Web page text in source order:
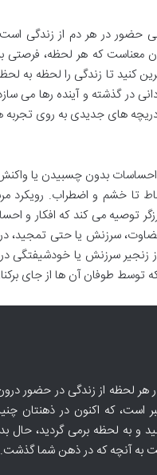
عملی حضور در هر دم از
معناست که هر لحظه، فرصتی
کنید تا زندگی را لحظه به
در گذشته و آینده رها می
های جدیدی به روی تجربه
بدون چسبیدن یا
تا خشم و اضطراب. رویکرد
توصیه می کند که افکار و
سرزنش یا حتی تمجید،
زنجیر سرزنش یا خودشیفتگی
توسط طوفان آن ها از جای
هر لحظه از زندگی در حضور
است، که اکنون در ذهنتان
و به لحظه برمی گردید، حال
به آنچه که در ذهن شما